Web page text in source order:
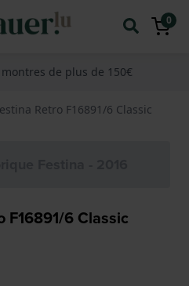
0
de plus de 150€
Retro F16891/6 Classic
F16891/6 Classic